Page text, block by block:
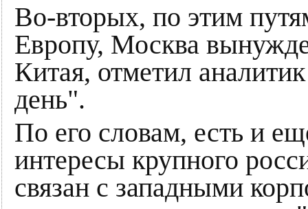
Во-вторых, по этим
Европу, Москва
Китая, отметил
день".
По его словам, есть и
интересы крупного
связан с западными